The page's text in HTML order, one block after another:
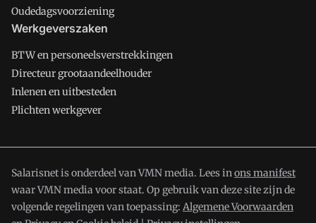
Oudedagsvoorziening
Werkgeverszaken
BTW en personeelsverstrekkingen
Directeur grootaandeelhouder
Inlenen en uitbesteden
Plichten werkgever
Salarisnet is onderdeel van VMN media. Lees inons manifest
waar VMN media voor staat. Op gebruik van deze site zijn de
volgende regelingen van toepassing: Algemene Voorwaarden